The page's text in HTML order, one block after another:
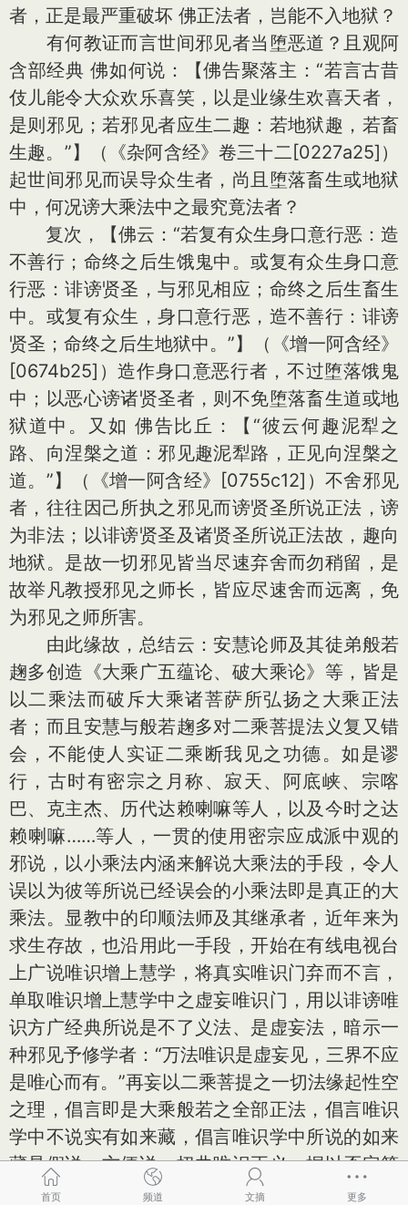
者，正是最严重破坏 佛正法者，岂能不入地狱？
有何教证而言世间邪见者当堕恶道？且观阿
含部经典 佛如何说：【佛告聚落主：“若言古昔
伎儿能令大众欢乐喜笑，以是业缘生欢喜天者，
是则邪见；若邪见者应生二趣：若地狱趣，若畜
生趣。”】（《杂阿含经》卷三十二[0227a25]）
起世间邪见而误导众生者，尚且堕落畜生或地狱
中，何况谤大乘法中之最究竟法者？
复次，【佛云：“若复有众生身口意行恶：造
不善行；命终之后生饿鬼中。或复有众生身口意
行恶：诽谤贤圣，与邪见相应；命终之后生畜生
中。或复有众生，身口意行恶，造不善行：诽谤
贤圣；命终之后生地狱中。”】（《增一阿含经》
[0674b25]）造作身口意恶行者，不过堕落饿鬼
中；以恶心谤诸贤圣者，则不免堕落畜生道或地
狱道中。又如 佛告比丘：【“彼云何趣泥犁之
路、向涅槃之道：邪见趣泥犁路，正见向涅槃之
道。”】（《增一阿含经》[0755c12]）不舍邪见
者，往往因己所执之邪见而谤贤圣所说正法，谤
为非法；以诽谤贤圣及诸贤圣所说正法故，趣向
地狱。是故一切邪见皆当尽速弃舍而勿稍留，是
故举凡教授邪见之师长，皆应尽速舍而远离，免
为邪见之师所害。
由此缘故，总结云：安慧论师及其徒弟般若
趜多创造《大乘广五蕴论、破大乘论》等，皆是
以二乘法而破斥大乘诸菩萨所弘扬之大乘正法
者；而且安慧与般若趜多对二乘菩提法义复又错
会，不能使人实证二乘断我见之功德。如是谬
行，古时有密宗之月称、寂天、阿底峡、宗喀
巴、克主杰、历代达赖喇嘛等人，以及今时之达
赖喇嘛……等人，一贯的使用密宗应成派中观的
邪说，以小乘法内涵来解说大乘法的手段，令人
误以为彼等所说已经误会的小乘法即是真正的大
乘法。显教中的印顺法师及其继承者，近年来为
求生存故，也沿用此一手段，开始在有线电视台
上广说唯识增上慧学，将真实唯识门弃而不言，
单取唯识增上慧学中之虚妄唯识门，用以诽谤唯
识方广经典所说是不了义法、是虚妄法，暗示一
种邪见予修学者：“万法唯识是虚妄见，三界不应
是唯心而有。”再妄以二乘菩提之一切法缘起性空
之理，倡言即是大乘般若之全部正法，倡言唯识
学中不说实有如来藏，倡言唯识学中所说的如来
藏是假说、方便说，扭曲唯识正义，据以否定第
七识意根的实有及存在，据以否定第八识如来藏
首页 频道 文摘 更多